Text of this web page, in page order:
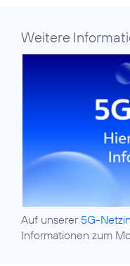
Weitere
Auf unserer 5G-
Informationen zum